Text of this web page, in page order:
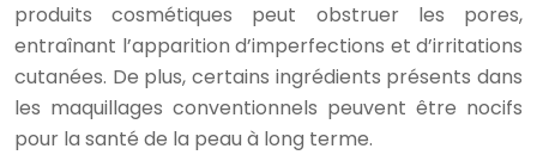
produits cosmétiques peut obstruer les pores,
entraînant l’apparition d’imperfections et d’irritations
cutanées. De plus, certains ingrédients présents dans
les maquillages conventionnels peuvent être nocifs
pour la santé de la peau à long terme.